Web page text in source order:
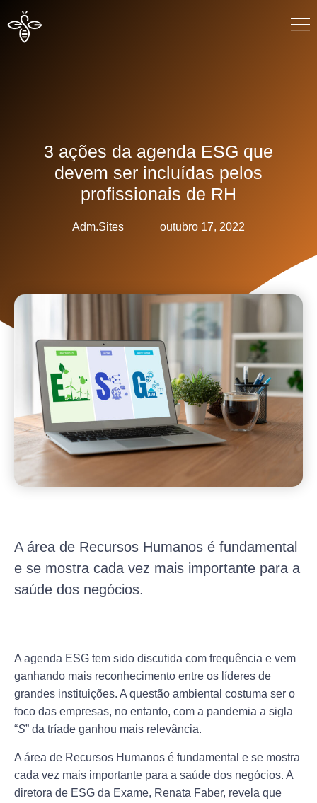
3 ações da agenda ESG que
devem ser incluídas pelos
profissionais de RH
Adm.Sites outubro 17, 2022
A área de Recursos Humanos é fundamental
e se mostra cada vez mais importante para a
saúde dos negócios.
A agenda ESG tem sido discutida com frequência e vem
ganhando mais reconhecimento entre os líderes de
grandes instituições. A questão ambiental costuma ser o
foco das empresas, no entanto, com a pandemia a sigla
“S” da tríade ganhou mais relevância.
A área de Recursos Humanos é fundamental e se mostra
cada vez mais importante para a saúde dos negócios. A
diretora de ESG da Exame, Renata Faber, revela que